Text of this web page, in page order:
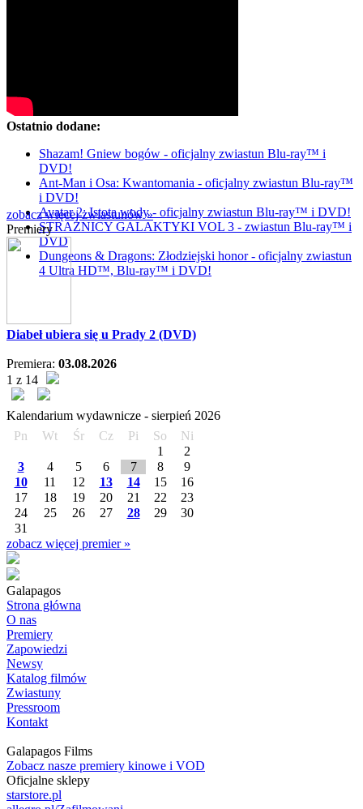
Ostatnio dodane:
Shazam! Gniew bogów - oficjalny zwiastun Blu-ray™ i
DVD!
Ant-Man i Osa: Kwantomania - oficjalny zwiastun Blu-ray™
i DVD!
Avatar 2: Istota wody - oficjalny zwiastun Blu-ray™ i DVD!
STRAŻNICY GALAKTYKI VOL 3 - zwiastun Blu-ray™ i
DVD
Dungeons & Dragons: Złodziejski honor - oficjalny zwiastun
4 Ultra HD™, Blu-ray™ i DVD!
zobacz więcej zwiastunów »
Premiery
Diabeł ubiera się u Prady 2 (DVD)
Premiera: 03.08.2026
1 z 14
Kalendarium wydawnicze - sierpień 2026
Pn
Wt Śr Cz Pi So
Ni
1
2
3
4 5 6 7 8
9
10
11 12 13 14 15
16
17
18 19 20 21 22
23
24
25 26 27 28 29
30
31
zobacz więcej premier »
Galapagos
Strona główna
O nas
Premiery
Zapowiedzi
Newsy
Katalog filmów
Zwiastuny
Pressroom
Kontakt
Galapagos Films
Zobacz nasze premiery kinowe i VOD
Oficjalne sklepy
starstore.pl